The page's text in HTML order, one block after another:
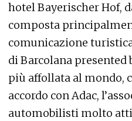
hotel Bayerischer Hof,
composta
comunicazione
di Barcolana presented
più affollata al mondo,
accordo con Adac,
automobilisti molto